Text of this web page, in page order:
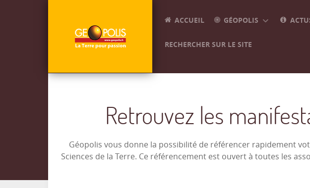
ACCUEIL GÉOPOLIS
RECHERCHER SUR LE SITE
Retrouvez les
Géopolis vous donne la possibilité de référencer rapidement
Sciences de la Terre. Ce référencement est ouvert à toutes les